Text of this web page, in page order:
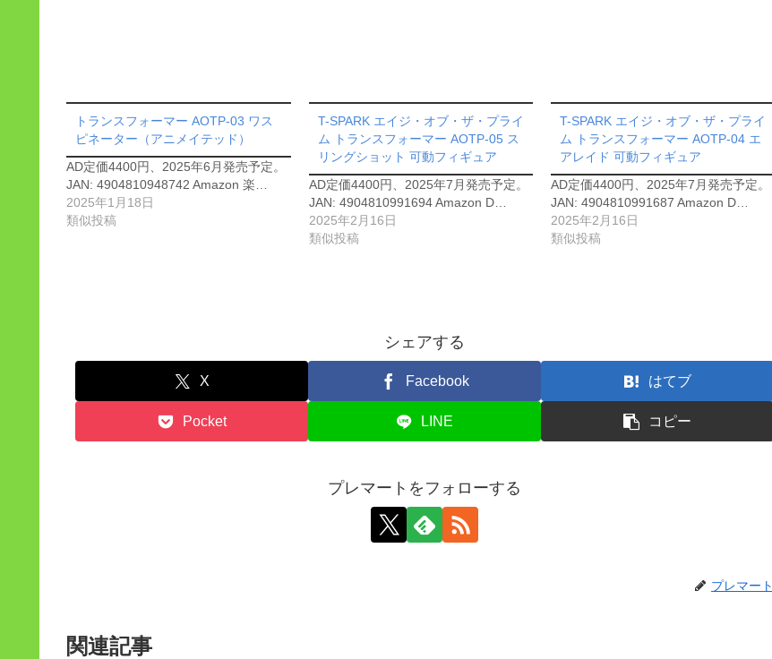
トランスフォーマー AOTP-03 ワス
ピネーター（アニメイテッド）
AD定価4400円、2025年6月発売予定。
JAN: 4904810948742 Amazon 楽…
2025年1月18日
類似投稿
T-SPARK エイジ・オブ・ザ・プライ
ム トランスフォーマー AOTP-05 ス
リングショット 可動フィギュア
AD定価4400円、2025年7月発売予定。
JAN: 4904810991694 Amazon D…
2025年2月16日
類似投稿
T-SPARK エイジ・オブ・ザ・プライ
ム トランスフォーマー AOTP-04 エ
アレイド 可動フィギュア
AD定価4400円、2025年7月発売予定。
JAN: 4904810991687 Amazon D…
2025年2月16日
類似投稿
シェアする
X Facebook はてブ
Pocket LINE コピー
プレマートをフォローする
プレマート
関連記事